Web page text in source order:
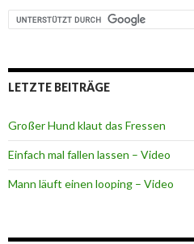
LETZTE BEITRÄGE
Großer Hund klaut das Fressen
Einfach mal fallen lassen – Video
Mann läuft einen looping – Video